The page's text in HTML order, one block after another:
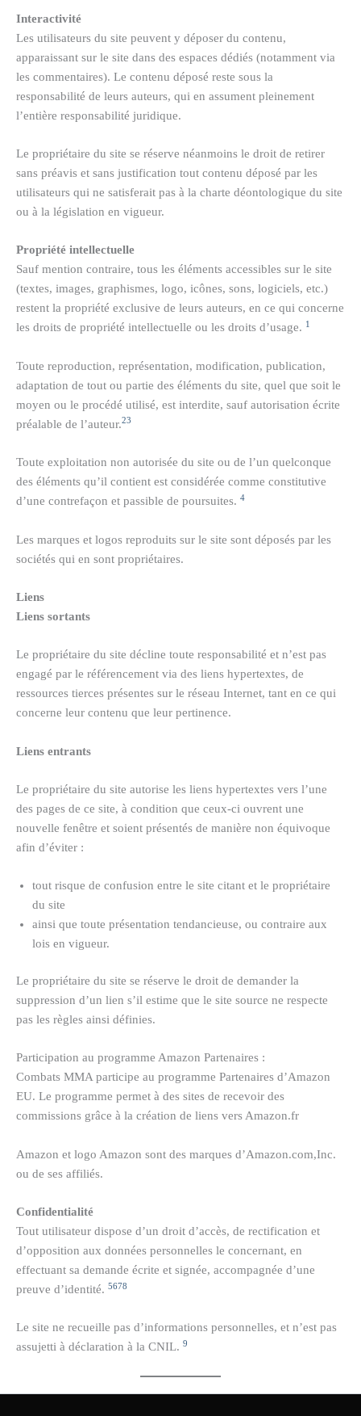
Interactivité
Les utilisateurs du site peuvent y déposer du contenu,
apparaissant sur le site dans des espaces dédiés (notamment via
les commentaires). Le contenu déposé reste sous la
responsabilité de leurs auteurs, qui en assument pleinement
l’entière responsabilité juridique.
Le propriétaire du site se réserve néanmoins le droit de retirer
sans préavis et sans justification tout contenu déposé par les
utilisateurs qui ne satisferait pas à la charte déontologique du site
ou à la législation en vigueur.
Propriété intellectuelle
Sauf mention contraire, tous les éléments accessibles sur le site
(textes, images, graphismes, logo, icônes, sons, logiciels, etc.)
restent la propriété exclusive de leurs auteurs, en ce qui concerne
les droits de propriété intellectuelle ou les droits d’usage. 1
Toute reproduction, représentation, modification, publication,
adaptation de tout ou partie des éléments du site, quel que soit le
moyen ou le procédé utilisé, est interdite, sauf autorisation écrite
préalable de l’auteur.23
Toute exploitation non autorisée du site ou de l’un quelconque
des éléments qu’il contient est considérée comme constitutive
d’une contrefaçon et passible de poursuites. 4
Les marques et logos reproduits sur le site sont déposés par les
sociétés qui en sont propriétaires.
Liens
Liens sortants
Le propriétaire du site décline toute responsabilité et n’est pas
engagé par le référencement via des liens hypertextes, de
ressources tierces présentes sur le réseau Internet, tant en ce qui
concerne leur contenu que leur pertinence.
Liens entrants
Le propriétaire du site autorise les liens hypertextes vers l’une
des pages de ce site, à condition que ceux-ci ouvrent une
nouvelle fenêtre et soient présentés de manière non équivoque
afin d’éviter :
tout risque de confusion entre le site citant et le propriétaire
du site
ainsi que toute présentation tendancieuse, ou contraire aux
lois en vigueur.
Le propriétaire du site se réserve le droit de demander la
suppression d’un lien s’il estime que le site source ne respecte
pas les règles ainsi définies.
Participation au programme Amazon Partenaires :
Combats MMA participe au programme Partenaires d’Amazon
EU. Le programme permet à des sites de recevoir des
commissions grâce à la création de liens vers Amazon.fr
Amazon et logo Amazon sont des marques d’Amazon.com,Inc.
ou de ses affiliés.
Confidentialité
Tout utilisateur dispose d’un droit d’accès, de rectification et
d’opposition aux données personnelles le concernant, en
effectuant sa demande écrite et signée, accompagnée d’une
preuve d’identité. 5678
Le site ne recueille pas d’informations personnelles, et n’est pas
assujetti à déclaration à la CNIL. 9